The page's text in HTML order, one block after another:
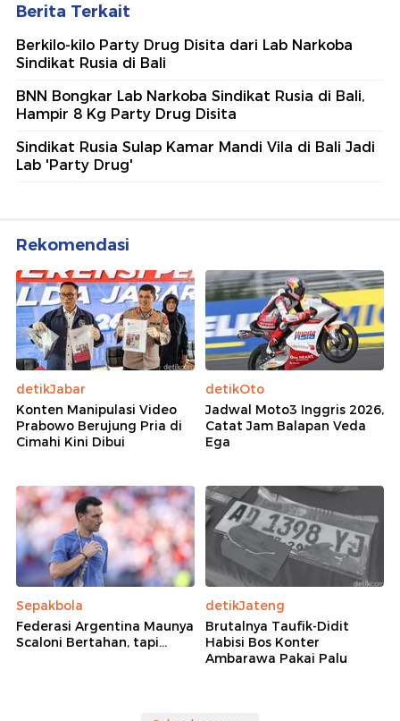
Berita Terkait
Berkilo-kilo Party Drug Disita dari Lab Narkoba
Sindikat Rusia di Bali
BNN Bongkar Lab Narkoba Sindikat Rusia di Bali,
Hampir 8 Kg Party Drug Disita
Sindikat Rusia Sulap Kamar Mandi Vila di Bali Jadi
Lab 'Party Drug'
Rekomendasi
detikJabar
Konten Manipulasi Video
Prabowo Berujung Pria di
Cimahi Kini Dibui
detikOto
Jadwal Moto3 Inggris 2026,
Catat Jam Balapan Veda
Ega
Sepakbola
Federasi Argentina Maunya
Scaloni Bertahan, tapi...
detikJateng
Brutalnya Taufik-Didit
Habisi Bos Konter
Ambarawa Pakai Palu